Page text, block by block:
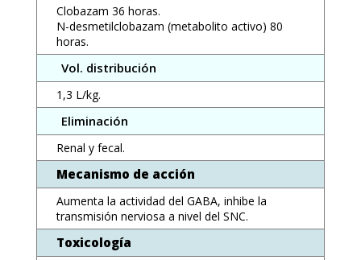
Clobazam 36 horas.
N-desmetilclobazam (metabolito activo) 80
horas.
Vol. distribución
1,3 L/kg.
Eliminación
Renal y fecal.
Mecanismo de acción
Aumenta la actividad del GABA, inhibe la
transmisión nerviosa a nivel del SNC.
Toxicología